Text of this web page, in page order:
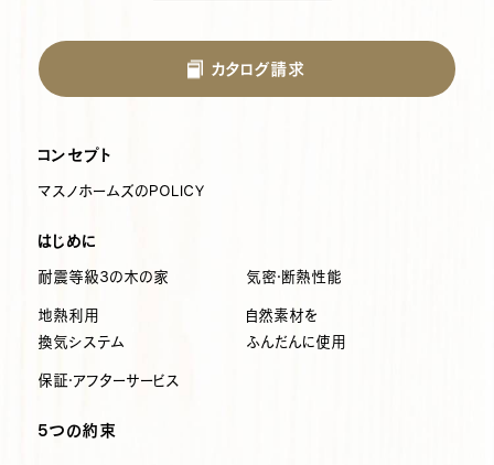
カタログ請求
コンセプト
マスノホームズのPOLICY
はじめに
耐震等級3の木の家 気密・断熱性能
地熱利用
換気システム
自然素材を
ふんだんに使用
保証・アフターサービス
5つの約束